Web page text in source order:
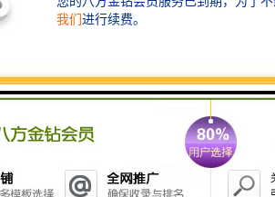
中粮创芯研发中心位处宝安区新安街道
寓、品质生活为一体的成员性现代产业
尖岗山型产业项目
中粮创芯研发中心甲 级写字楼开发商直租
出租面积：124-270-1700-5000㎡